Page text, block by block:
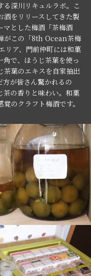
深川リキュルラボ。こ
をリリースしてきた製
マとした梅酒「茶梅酒
がこの「8th Ocean茶梅
リア、門前仲町には和菓
で、ほうじ茶葉を使っ
茶葉のエキスを自家抽出
方が皆さん驚かれるの
茶の香りと味わい。和菓
のクラフト梅酒です。